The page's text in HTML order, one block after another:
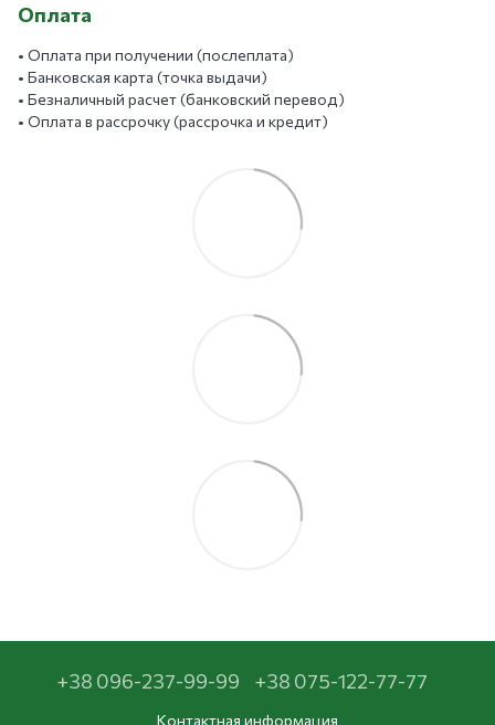
Оплата
• Оплата при получении (послеплата)
• Банковская карта (точка выдачи)
• Безналичный расчет (банковский перевод)
• Оплата в рассрочку (рассрочка и кредит)
+38 096-237-99-99 +38 075-122-77-77
Контактная информация